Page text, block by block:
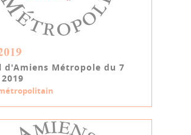
d'Amiens Métropole du 7